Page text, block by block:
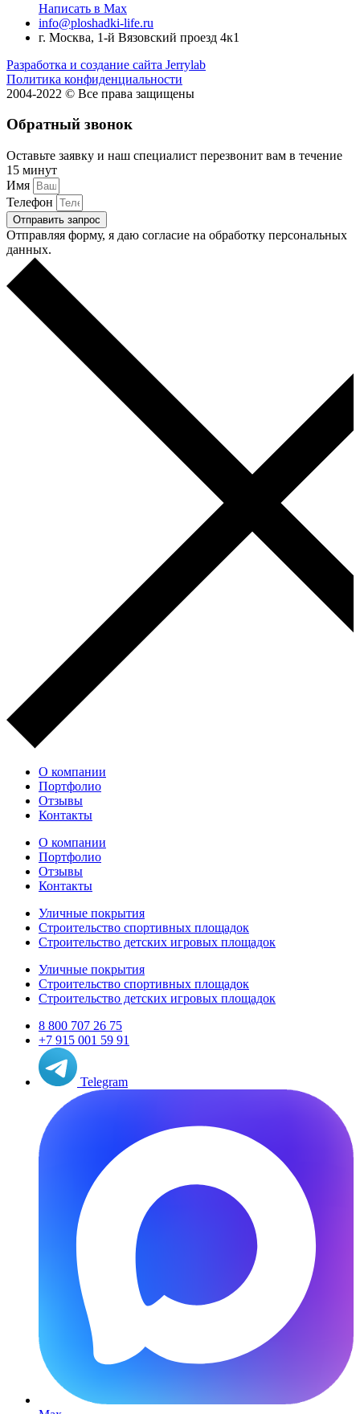
Написать в Max
info@ploshadki-life.ru
г. Москва, 1-й Вязовский проезд 4к1
Разработка и создание сайта Jerrylab
Политика конфиденциальности
2004-2022 © Все права защищены
Обратный звонок
Оставьте заявку и наш специалист перезвонит вам в течение
15 минут
Имя
Телефон
Отправить запрос
Отправляя форму, я даю согласие на обработку персональных
данных.
О компании
Портфолио
Отзывы
Контакты
О компании
Портфолио
Отзывы
Контакты
Уличные покрытия
Строительство спортивных площадок
Строительство детских игровых площадок
Уличные покрытия
Строительство спортивных площадок
Строительство детских игровых площадок
8 800 707 26 75
+7 915 001 59 91
Telegram